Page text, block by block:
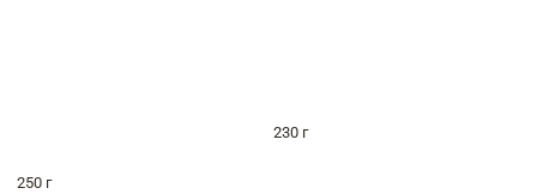
230 г
250 г